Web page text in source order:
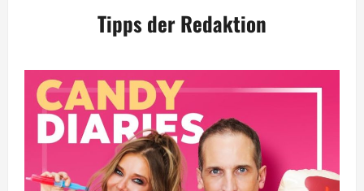
Tipps der Redaktion